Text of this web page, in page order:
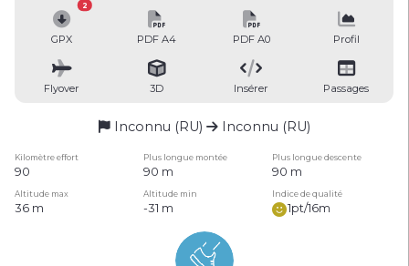
GPX
2
PDF A4 PDF A0 Profil
Flyover 3D Insérer Passages
Inconnu (RU) Inconnu (RU)
Kilomètre effort Plus longue montée Plus longue descente
90 90 m 90 m
Altitude max Altitude min Indice de qualité
36 m -31 m 1pt/16m